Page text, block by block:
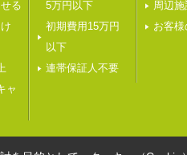
る
ャ
5万円以下
初期費用15万円
以下
連帯保証人不要
周辺施
お客